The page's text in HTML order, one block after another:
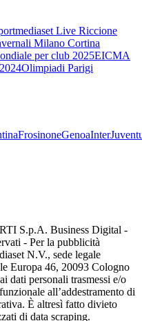
Live Riccione
Milano Cortina
per club 2025EICMA
Olimpiadi Parigi
FrosinoneGenoaInter
RTI S.p.A. Business Digital -
- Per la pubblicità
N.V., sede legale
Europa 46, 20093 Cologno
dati personali trasmessi e/o
all’addestramento di
È altresì fatto divieto
di data scraping.